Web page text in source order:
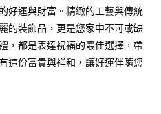
免運費
免運費
好運與財富。精緻的工藝與傳統
的裝飾品，更是您家中不可或缺
，都是表達祝福的最佳選擇，帶
這份富貴與祥和，讓好運伴隨您